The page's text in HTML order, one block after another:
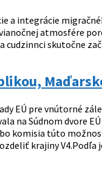
a integrácie
atmosfére
cudzinnci skutočne
EÚ pre vnútorné
na Súdnom dvore
komisia túto
krajiny V4.Podľa